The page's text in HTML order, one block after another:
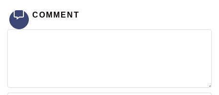
COMMENT